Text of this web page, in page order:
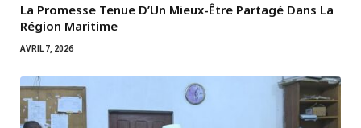
La Promesse Tenue D’Un Mieux-Être Partagé Dans La
Région Maritime
AVRIL 7, 2026